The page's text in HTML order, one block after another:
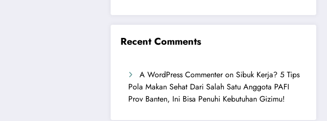
Recent Comments
A WordPress CommenteronSibuk Kerja? 5 Tips
Pola Makan Sehat Dari Salah Satu Anggota PAFI
Prov Banten, Ini Bisa Penuhi Kebutuhan Gizimu!